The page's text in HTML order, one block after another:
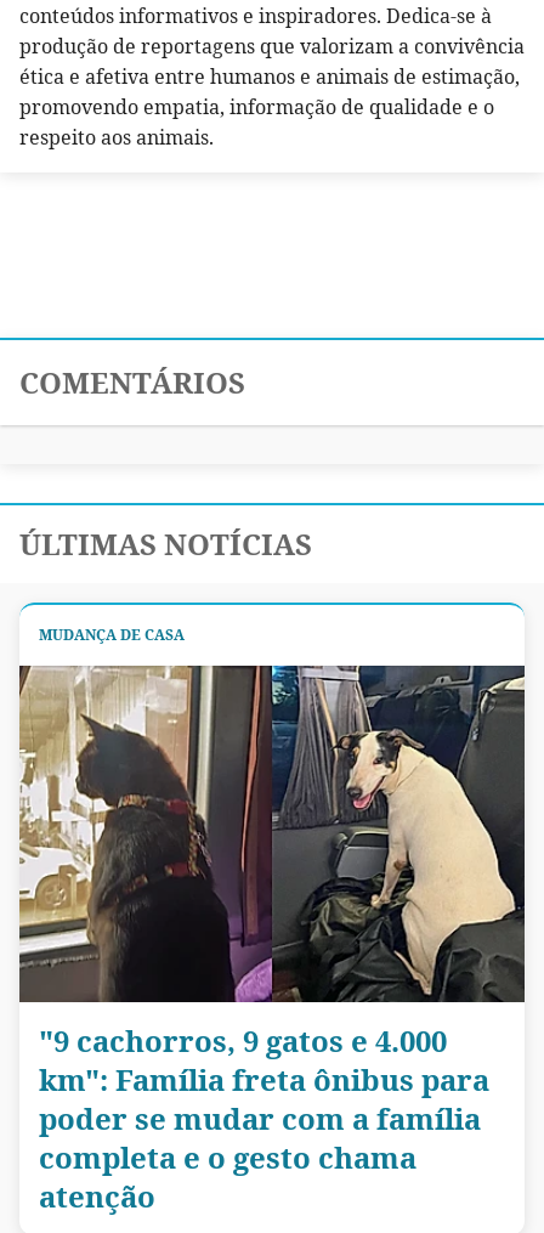
conteúdos informativos e inspiradores. Dedica-se à
produção de reportagens que valorizam a convivência
ética e afetiva entre humanos e animais de estimação,
promovendo empatia, informação de qualidade e o
respeito aos animais.
COMENTÁRIOS
ÚLTIMAS NOTÍCIAS
MUDANÇA DE CASA
"9 cachorros, 9 gatos e 4.000
km": Família freta ônibus para
poder se mudar com a família
completa e o gesto chama
atenção